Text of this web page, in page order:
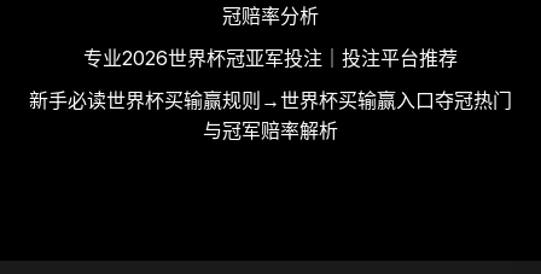
冠赔率分析
专业2026世界杯冠亚军投注｜投注平台推荐
新手必读世界杯买输赢规则→世界杯买输赢入口夺冠热门
与冠军赔率解析